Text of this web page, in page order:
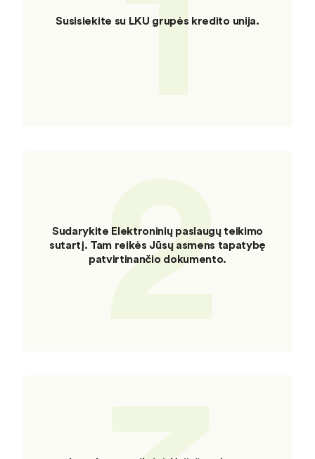
Susisiekite su LKU grupės kredito unija.
2
Sudarykite Elektroninių paslaugų teikimo
sutartį. Tam reikės Jūsų asmens tapatybę
patvirtinančio dokumento.